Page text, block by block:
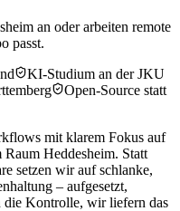
an oder arbeiten remote
passt.
KI-Studium an der JKU
Open-Source statt
mit klarem Fokus auf
Heddesheim. Statt
setzen wir auf schlanke,
– aufgesetzt,
die Kontrolle, wir liefern das